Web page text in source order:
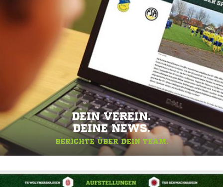
DEIN VEREIN.
DEINE NEWS.
BERICHTE ÜBER DEIN TEAM.